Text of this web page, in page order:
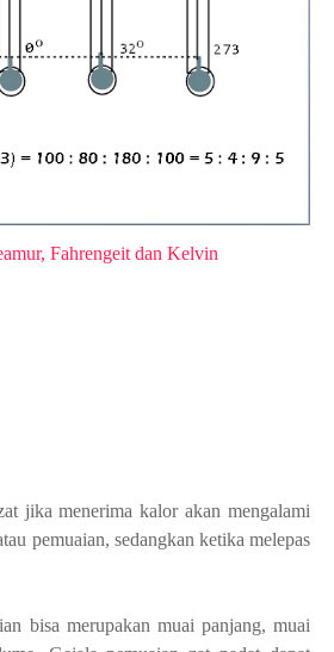
Fahrengeit dan Kelvin
jika menerima kalor akan mengalami
pemuaian, sedangkan ketika melepas
bisa merupakan muai panjang, muai